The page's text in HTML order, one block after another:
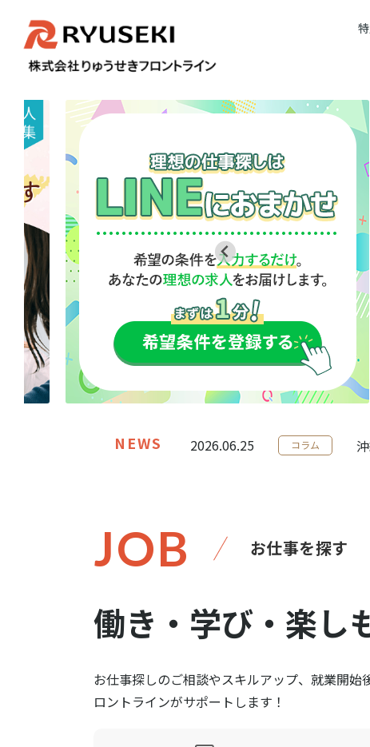
NEWS 2026.06.25 コラム
JOB お仕事を探す
働き・学び・楽し
お仕事探しのご相談やスキルアップ、就業開始
ロントラインがサポートします！